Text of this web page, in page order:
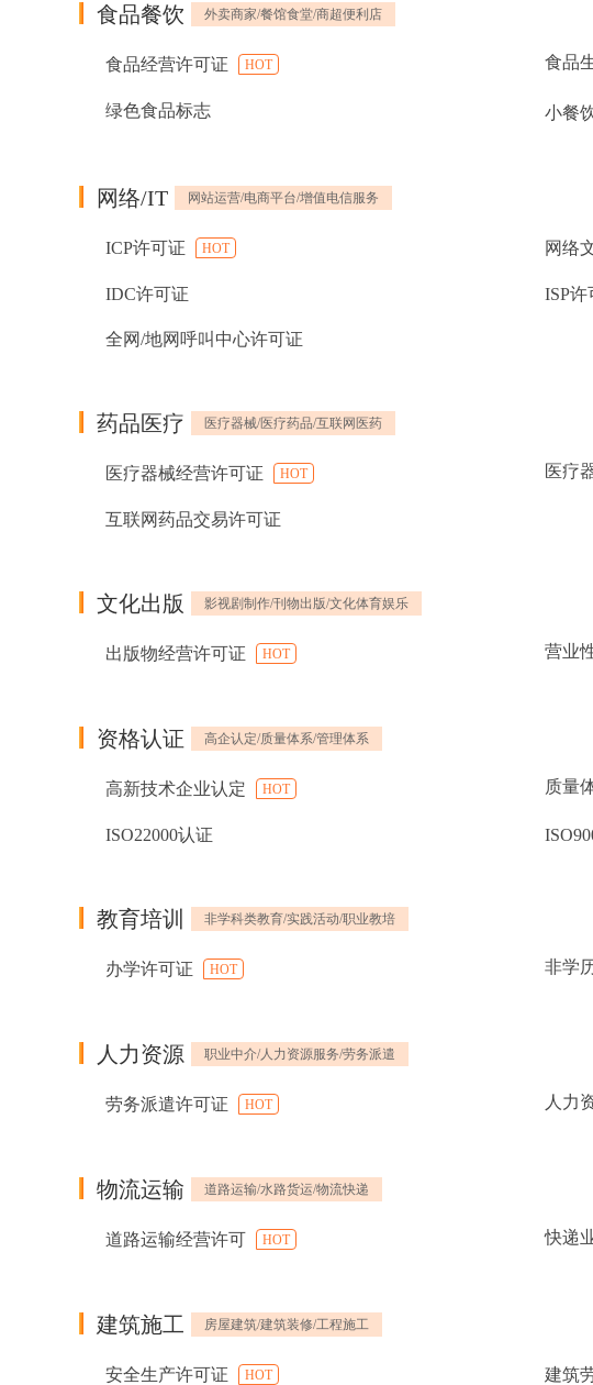
食品餐饮 外卖商家/餐馆食堂/商超便利店
食品经营许可证 HOT 食品
绿色食品标志 小餐
网络/IT 网站运营/电商平台/增值电信服务
ICP许可证 HOT 网络
IDC许可证 ISP许
全网/地网呼叫中心许可证
药品医疗 医疗器械/医疗药品/互联网医药
医疗器械经营许可证 HOT 医疗
互联网药品交易许可证
文化出版 影视剧制作/刊物出版/文化体育娱乐
出版物经营许可证 HOT 营业
资格认证 高企认定/质量体系/管理体系
高新技术企业认定 HOT 质量
ISO22000认证
教育培训 非学科类教育/实践活动/职业教培
办学许可证 HOT 非学
人力资源 职业中介/人力资源服务/劳务派遣
劳务派遣许可证 HOT 人力
物流运输 道路运输/水路货运/物流快递
道路运输经营许可 HOT 快递
建筑施工 房屋建筑/建筑装修/工程施工
安全生产许可证 HOT 建筑